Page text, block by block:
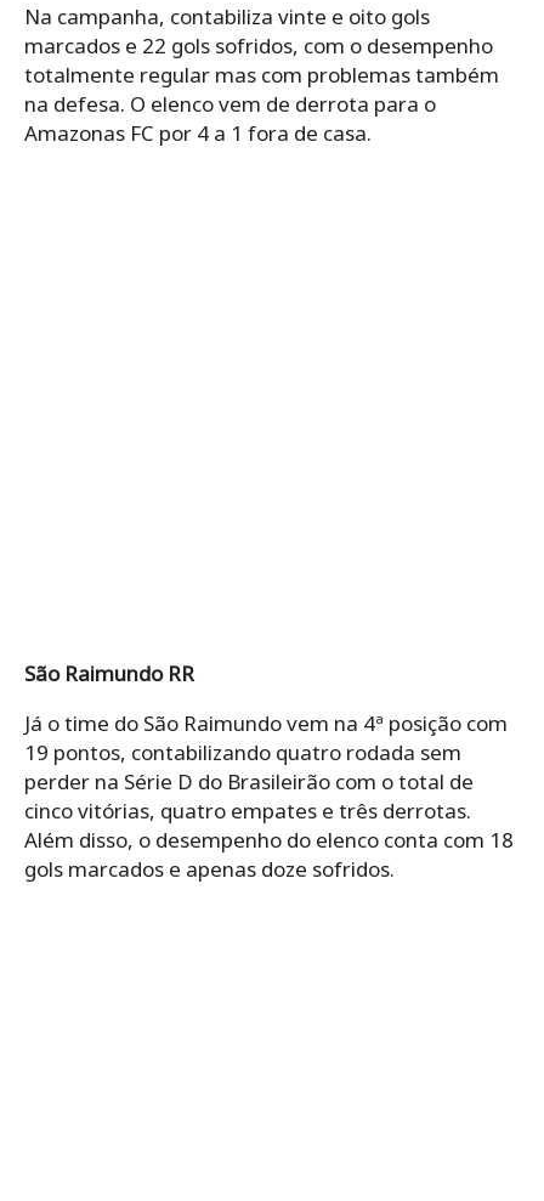
Na campanha, contabiliza vinte e oito gols
marcados e 22 gols sofridos, com o desempenho
totalmente regular mas com problemas também
na defesa. O elenco vem de derrota para o
Amazonas FC por 4 a 1 fora de casa.
São Raimundo RR
Já o time do São Raimundo vem na 4ª posição com
19 pontos, contabilizando quatro rodada sem
perder na Série D do Brasileirão com o total de
cinco vitórias, quatro empates e três derrotas.
Além disso, o desempenho do elenco conta com 18
gols marcados e apenas doze sofridos.